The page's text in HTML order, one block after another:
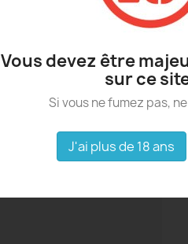
Vous devez être
sur ce
Si vous ne fumez pas,
J'ai plus de 18 ans